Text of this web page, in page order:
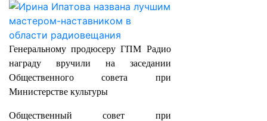
Генеральному продюсеру ГПМ Радио
награду вручили на заседании
Общественного совета при
Министерстве культуры
Общественный совет при